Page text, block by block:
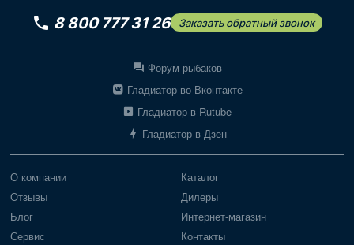
8 800 777 31 26 Заказать обратный звонок
Форум рыбаков
Гладиатор во Вконтакте
Гладиатор в Rutube
Гладиатор в Дзен
О компании
Отзывы
Блог
Сервис
Каталог
Дилеры
Интернет-магазин
Контакты